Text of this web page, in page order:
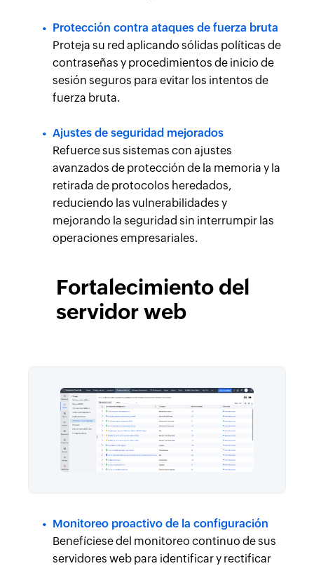
Protección contra ataques de fuerza bruta
Proteja su red aplicando sólidas políticas de
contraseñas y procedimientos de inicio de
sesión seguros para evitar los intentos de
fuerza bruta.
Ajustes de seguridad mejorados
Refuerce sus sistemas con ajustes
avanzados de protección de la memoria y la
retirada de protocolos heredados,
reduciendo las vulnerabilidades y
mejorando la seguridad sin interrumpir las
operaciones empresariales.
Fortalecimiento del
servidor web
Monitoreo proactivo de la configuración
Benefíciese del monitoreo continuo de sus
servidores web para identificar y rectificar